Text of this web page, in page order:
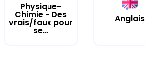
Physique-
Chimie - Des
vrais/faux pour
se...
Anglais